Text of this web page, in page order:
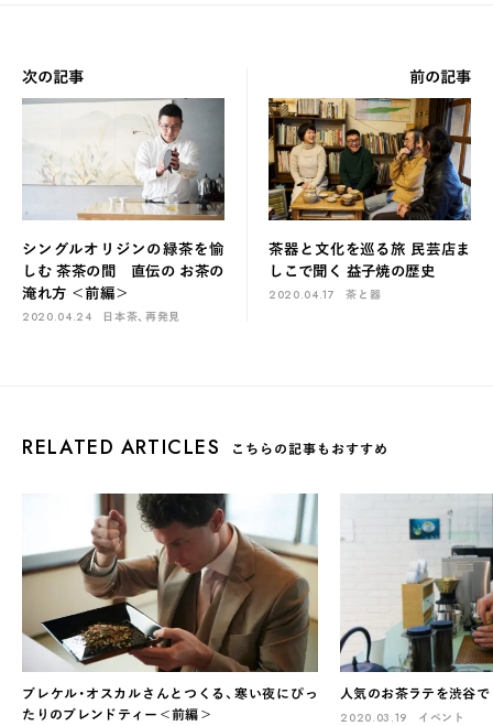
次の記事
シングルオリジンの緑茶を愉
しむ 茶茶の間 直伝の お茶の
淹れ方 ＜前編＞
2020.04.24 日本茶、再発見
前の記事
茶器と文化を巡る旅 民芸店ま
しこで聞く 益子焼の歴史
2020.04.17 茶と器
RELATED ARTICLES こちらの記事もおすすめ
ブレケル・オスカルさんとつくる、寒い夜にぴっ
たりのブレンドティー＜前編＞
人気のお茶ラテを渋谷で
2020.03.19
イベント